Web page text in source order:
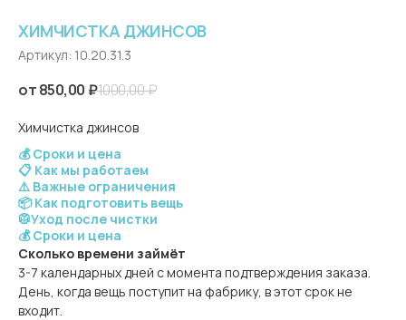
ХИМЧИСТКА ДЖИНСОВ
Артикул: 10.20.31.3
850,00 ₽1000,00₽
Химчистка джинсов
💰 Сроки и цена
📋 Как мы работаем
⚠️ Важные ограничения
📦 Как подготовить вещь
🥼Уход после чистки
💰 Сроки и цена
Сколько времени займёт
3-7 календарных дней с момента подтверждения заказа.
День, когда вещь поступит на фабрику, в этот срок не
входит.